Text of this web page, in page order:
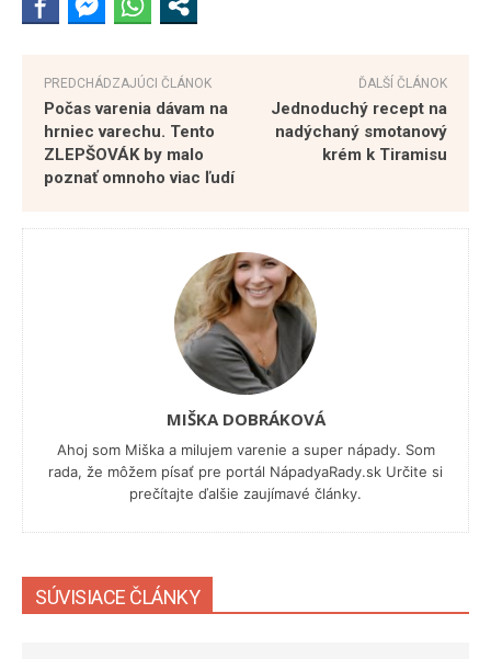
PREDCHÁDZAJÚCI ČLÁNOK
Počas varenia dávam na
hrniec varechu. Tento
ZLEPŠOVÁK by malo
poznať omnoho viac ľudí
ĎALŠÍ ČLÁNOK
Jednoduchý recept na
nadýchaný smotanový
krém k Tiramisu
MIŠKA DOBRÁKOVÁ
Ahoj som Miška a milujem varenie a super nápady. Som
rada, že môžem písať pre portál NápadyaRady.sk Určite si
prečítajte ďalšie zaujímavé články.
SÚVISIACE ČLÁNKY